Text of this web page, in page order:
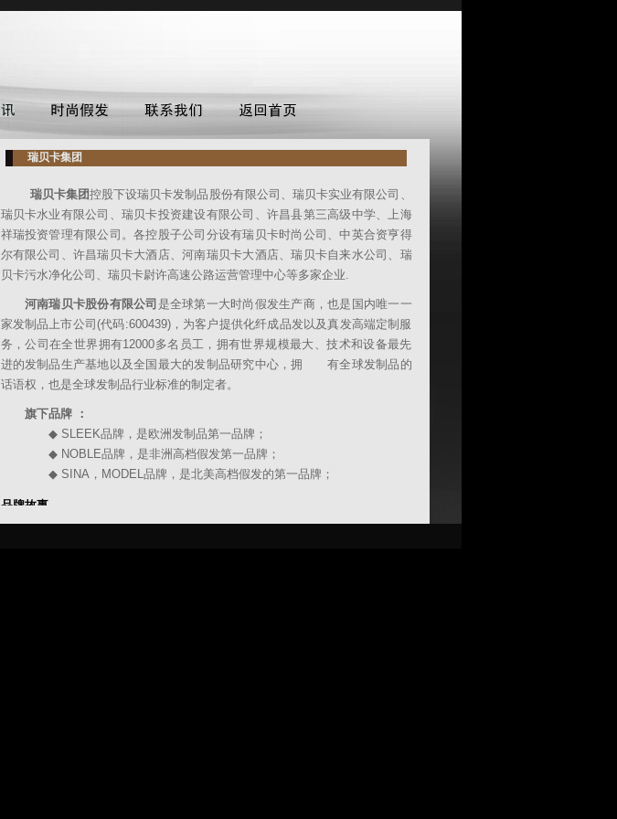
瑞贝卡集团
瑞贝卡集团控股下设瑞贝卡发制品股份有限公司、瑞贝卡实业有限公司、
瑞贝卡水业有限公司、瑞贝卡投资建设有限公司、许昌县第三高级中学、上海
祥瑞投资管理有限公司。各控股子公司分设有瑞贝卡时尚公司、中英合资亨得
尔有限公司、许昌瑞贝卡大酒店、河南瑞贝卡大酒店、瑞贝卡自来水公司、瑞
贝卡污水净化公司、瑞贝卡尉许高速公路运营管理中心等多家企业.
河南瑞贝卡股份有限公司 是全球第一大时尚假发生产商，也是国内唯一一
家发制品上市公司(代码:600439)，为客户提供化纤成品发以及真发高端定制服
务，公司在全世界拥有12000多名员工，拥有世界规模最大、技术和设备最先
进的发制品生产基地以及全国最大的发制品研究中心，拥 有全球发制品的
话语权，也是全球发制品行业标准的制定者。
旗下品牌 ：
◆ SLEEK品牌，是欧洲发制品第一品牌；
◆ NOBLE品牌，是非洲高档假发第一品牌；
◆ SINA，MODEL品牌，是北美高档假发的第一品牌；
品牌故事